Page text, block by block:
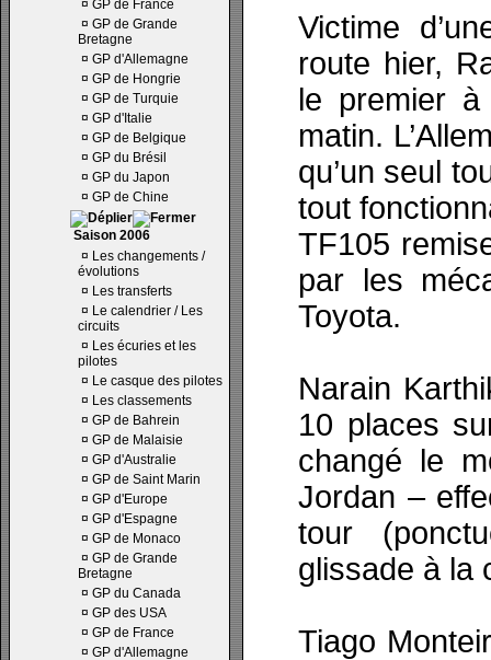
¤ GP de France
¤ GP de Grande
Bretagne
¤ GP d'Allemagne
¤ GP de Hongrie
¤ GP de Turquie
¤ GP d'Italie
¤ GP de Belgique
¤ GP du Brésil
¤ GP du Japon
¤ GP de Chine
Saison 2006
¤ Les changements /
évolutions
¤ Les transferts
¤ Le calendrier / Les
circuits
¤ Les écuries et les
pilotes
¤ Le casque des pilotes
¤ Les classements
¤ GP de Bahrein
¤ GP de Malaisie
¤ GP d'Australie
¤ GP de Saint Marin
¤ GP d'Europe
¤ GP d'Espagne
¤ GP de Monaco
¤ GP de Grande
Bretagne
¤ GP du Canada
¤ GP des USA
¤ GP de France
¤ GP d'Allemagne
Victime
route hier,
le premier à
matin.
qu’un seul
tout
TF105
par les
Toyota.
Narain
10 places
changé le
Jordan –
tour
glissade à la
Tiago